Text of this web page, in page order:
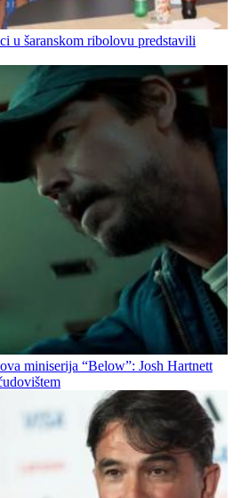
u šaranskom ribolovu predstavili
miniserija “Below”: Josh Hartnett